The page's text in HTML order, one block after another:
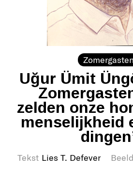
Zomergasten
Uğur Ümit
zelden onze
menselijkheid
Tekst Lies T. Defever Beeld